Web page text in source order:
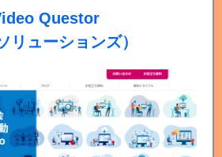
Questor
リューションズ）